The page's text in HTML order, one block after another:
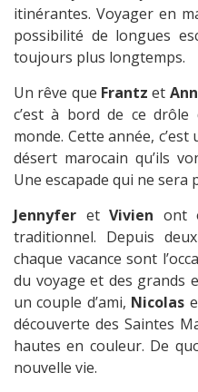
itinérantes. Voyager en
possibilité de longues
toujours plus longtemps.
Un rêve que Frantz et
c’est à bord de ce drôle
monde. Cette année,
désert marocain qu’ils
Une escapade qui ne sera
Jennyfer etVivien ont
traditionnel. Depuis
chaque vacance sont
du voyage et des grands
un couple d’ami, Nicolas
découverte des Saintes
hautes en couleur. De
nouvelle vie.